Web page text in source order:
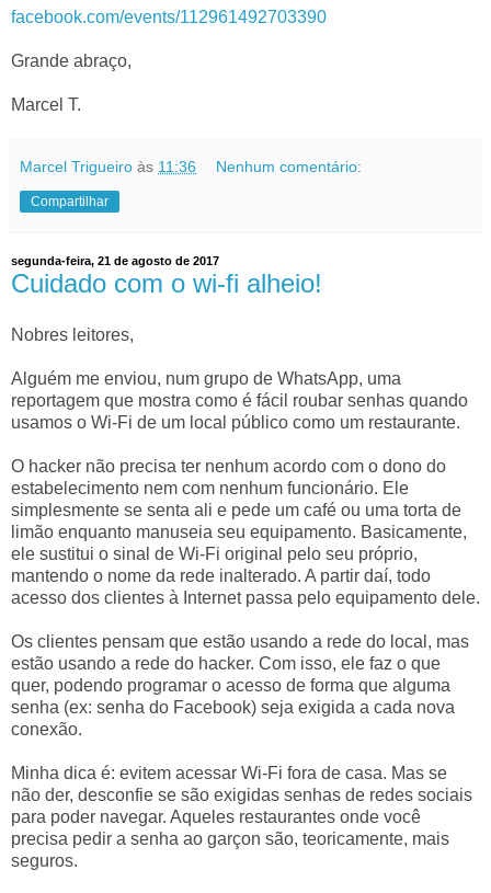
facebook.com/events/112961492703390
Grande abraço,
Marcel T.
Marcel Trigueiro às 11:36 Nenhum comentário:
Compartilhar
segunda-feira, 21 de agosto de 2017
Cuidado com o wi-fi alheio!
Nobres leitores,
Alguém me enviou, num grupo de WhatsApp, uma
reportagem que mostra como é fácil roubar senhas quando
usamos o Wi-Fi de um local público como um restaurante.
O hacker não precisa ter nenhum acordo com o dono do
estabelecimento nem com nenhum funcionário. Ele
simplesmente se senta ali e pede um café ou uma torta de
limão enquanto manuseia seu equipamento. Basicamente,
ele sustitui o sinal de Wi-Fi original pelo seu próprio,
mantendo o nome da rede inalterado. A partir daí, todo
acesso dos clientes à Internet passa pelo equipamento dele.
Os clientes pensam que estão usando a rede do local, mas
estão usando a rede do hacker. Com isso, ele faz o que
quer, podendo programar o acesso de forma que alguma
senha (ex: senha do Facebook) seja exigida a cada nova
conexão.
Minha dica é: evitem acessar Wi-Fi fora de casa. Mas se
não der, desconfie se são exigidas senhas de redes sociais
para poder navegar. Aqueles restaurantes onde você
precisa pedir a senha ao garçon são, teoricamente, mais
seguros.